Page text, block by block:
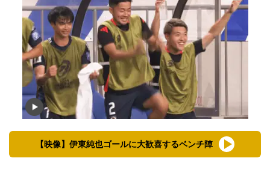
【映像】伊東純也ゴールに大歓喜するベンチ陣